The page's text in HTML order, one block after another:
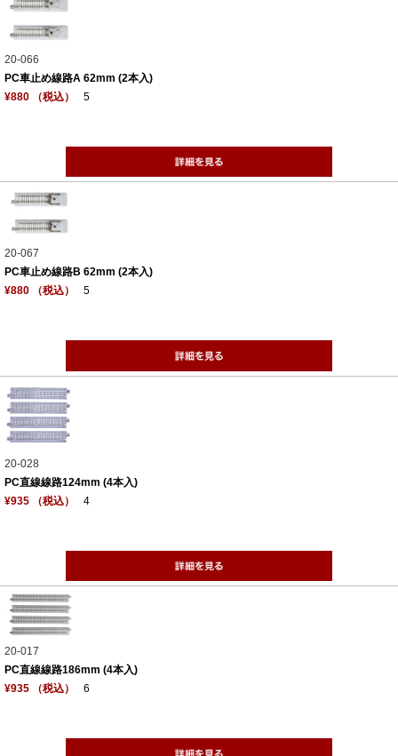
20-066
PC車止め線路A 62mm (2本入)
¥880 （税込）
5
20-067
PC車止め線路B 62mm (2本入)
¥880 （税込）
5
20-028
PC直線線路124mm (4本入)
¥935 （税込）
4
20-017
PC直線線路186mm (4本入)
¥935 （税込）
6